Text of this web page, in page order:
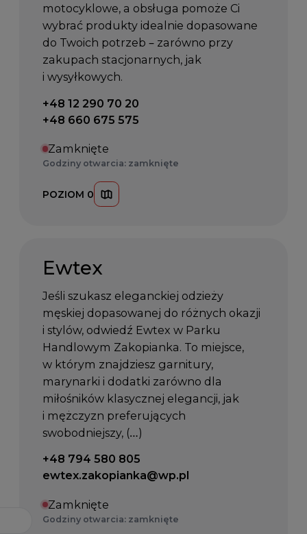
motocyklowe, a obsługa pomoże Ci
wybrać produkty idealnie dopasowane
do Twoich potrzeb – zarówno przy
zakupach stacjonarnych, jak
i wysyłkowych.
Telefon kontaktowy:
+48 12 290 70 20
+48 660 675 575
Zamknięte
Godziny otwarcia: zamknięte
POZIOM 0
Ewtex
Jeśli szukasz eleganckiej odzieży
męskiej dopasowanej do różnych okazji
i stylów, odwiedź Ewtex w Parku
Handlowym Zakopianka. To miejsce,
w którym znajdziesz garnitury,
marynarki i dodatki zarówno dla
miłośników klasycznej elegancji, jak
i mężczyzn preferujących
swobodniejszy, (…)
Telefon kontaktowy:
+48 794 580 805
Email kontaktowy:
ewtex.zakopianka@wp.pl
Zamknięte
Godziny otwarcia: zamknięte